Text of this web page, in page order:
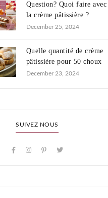
Question? Quoi faire avec
la crème pâtissière ?
December 25, 2024
Quelle quantité de crème
pâtissière pour 50 choux
December 23, 2024
SUIVEZ NOUS